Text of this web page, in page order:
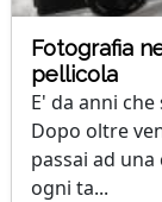
Fotografia
pellicola
E' da anni
Dopo oltre
passai ad
ogni ta...